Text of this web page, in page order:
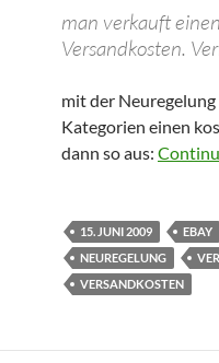
man verkauft
Versandkosten.
mit der
Kategorien einen
dann so aus:
15. JUNI 2009 EBAY
NEUREGELUNG
VERSANDKOSTEN